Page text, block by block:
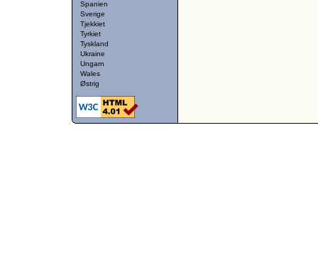
Spanien
Sverige
Tjekkiet
Tyrkiet
Tyskland
Ukraine
Ungarn
Wales
Østrig